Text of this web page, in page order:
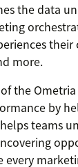
the data
more.
the
by
teams
every